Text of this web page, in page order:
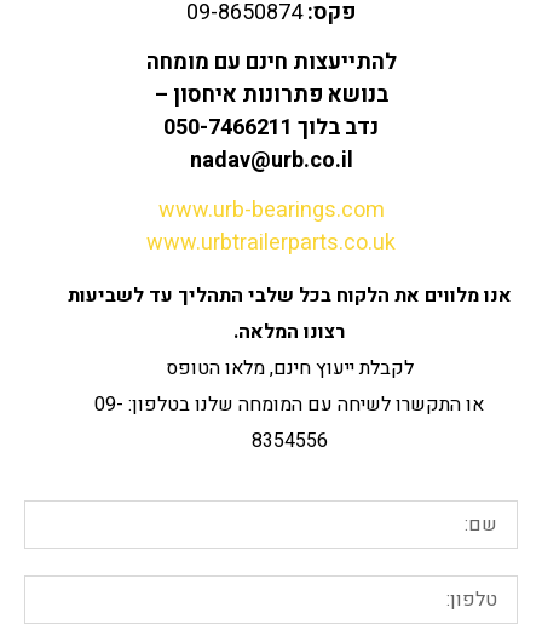
פקס:09-8650874
להתייעצות חינם עם מומחה
בנושא פתרונות איחסון –
נדב בלוך 050-7466211
nadav@urb.co.il
www.urb-bearings.com
www.urbtrailerparts.co.uk
אנו מלווים את הלקוח בכל שלבי התהליך עד לשביעות
רצונו המלאה.
לקבלת ייעוץ חינם, מלאו הטופס
או התקשרו לשיחה עם המומחה שלנו בטלפון: 09-
8354556